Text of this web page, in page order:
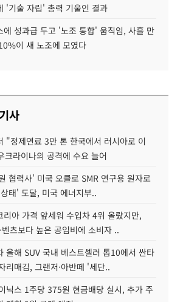
'기술 자립' 총력 기울인 결과
에 성과급 두고 '노조 통합' 움직임, 사흘 만
이 새 노조에 모였다
사
"정제연료 3만 톤 한국에서 러시아로 이
크라이나의 공격에 수요 늘어
협력사' 미국 오클로 SMR 연구용 원자로
태' 도달, 미국 에너지부..
리아 가격 앞세워 수입차 4위 올랐지만,
벤츠보다 높은 공임비에 소비자 ..
올해 SUV 국내 베스트셀러 톱10에서 싼타
리매김, 그랜저·아반떼 '세단..
닉스 1주당 375원 현금배당 실시, 추가 주